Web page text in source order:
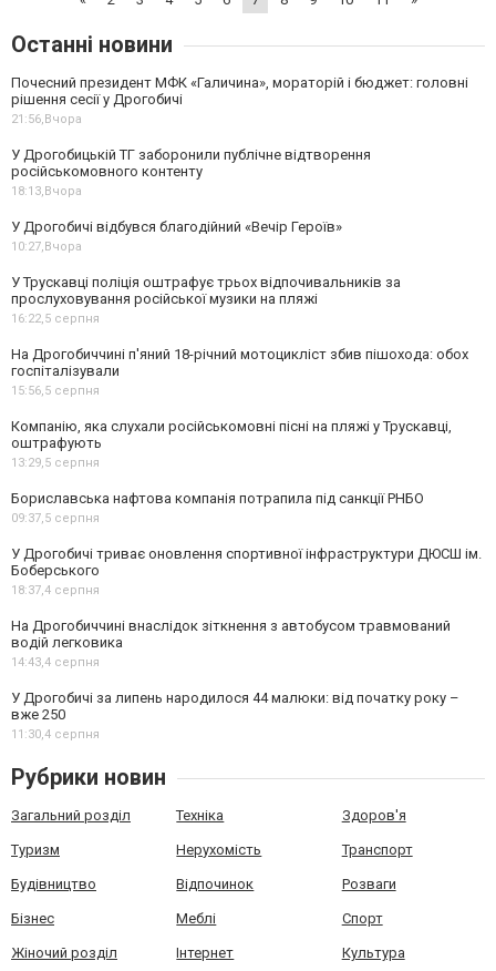
Останні новини
Почесний президент МФК «Галичина», мораторій і бюджет: головні
рішення сесії у Дрогобичі
21:56, Вчора
У Дрогобицькій ТГ заборонили публічне відтворення
російськомовного контенту
18:13, Вчора
У Дрогобичі відбувся благодійний «Вечір Героїв»
10:27, Вчора
У Трускавці поліція оштрафує трьох відпочивальників за
прослуховування російської музики на пляжі
16:22, 5 серпня
На Дрогобиччині п'яний 18-річний мотоцикліст збив пішохода: обох
госпіталізували
15:56, 5 серпня
Компанію, яка слухали російськомовні пісні на пляжі у Трускавці,
оштрафують
13:29, 5 серпня
Бориславська нафтова компанія потрапила під санкції РНБО
09:37, 5 серпня
У Дрогобичі триває оновлення спортивної інфраструктури ДЮСШ ім.
Боберського
18:37, 4 серпня
На Дрогобиччині внаслідок зіткнення з автобусом травмований
водій легковика
14:43, 4 серпня
У Дрогобичі за липень народилося 44 малюки: від початку року –
вже 250
11:30, 4 серпня
Рубрики новин
Загальний розділ Техніка Здоров'я
Туризм Нерухомість Транспорт
Будівництво Відпочинок Розваги
Бізнес Меблі Спорт
Жіночий розділ Інтернет Культура